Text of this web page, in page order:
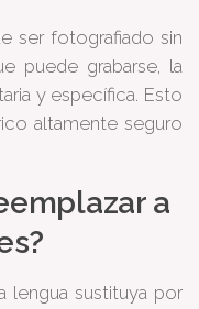
ser fotografiado sin
puede grabarse, la
y específica. Esto
altamente seguro
a
lengua sustituya por